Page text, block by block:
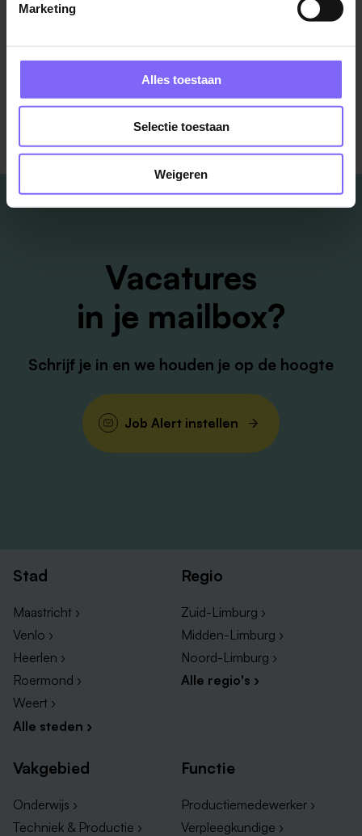
Marketing
Alles toestaan
Selectie toestaan
Weigeren
Landgraaf
Bekijk meer vacatures
Vacatures
in je mailbox?
Schrijf je in en we houden je op de hoogte
Job Alert instellen
Stad
Maastricht ›
Venlo ›
Heerlen ›
Roermond ›
Weert ›
Alle steden ›
Regio
Zuid-Limburg ›
Midden-Limburg ›
Noord-Limburg ›
Alle regio's ›
Vakgebied
Onderwijs ›
Techniek & Productie ›
Functie
Productiemedewerker ›
Verpleegkundige ›